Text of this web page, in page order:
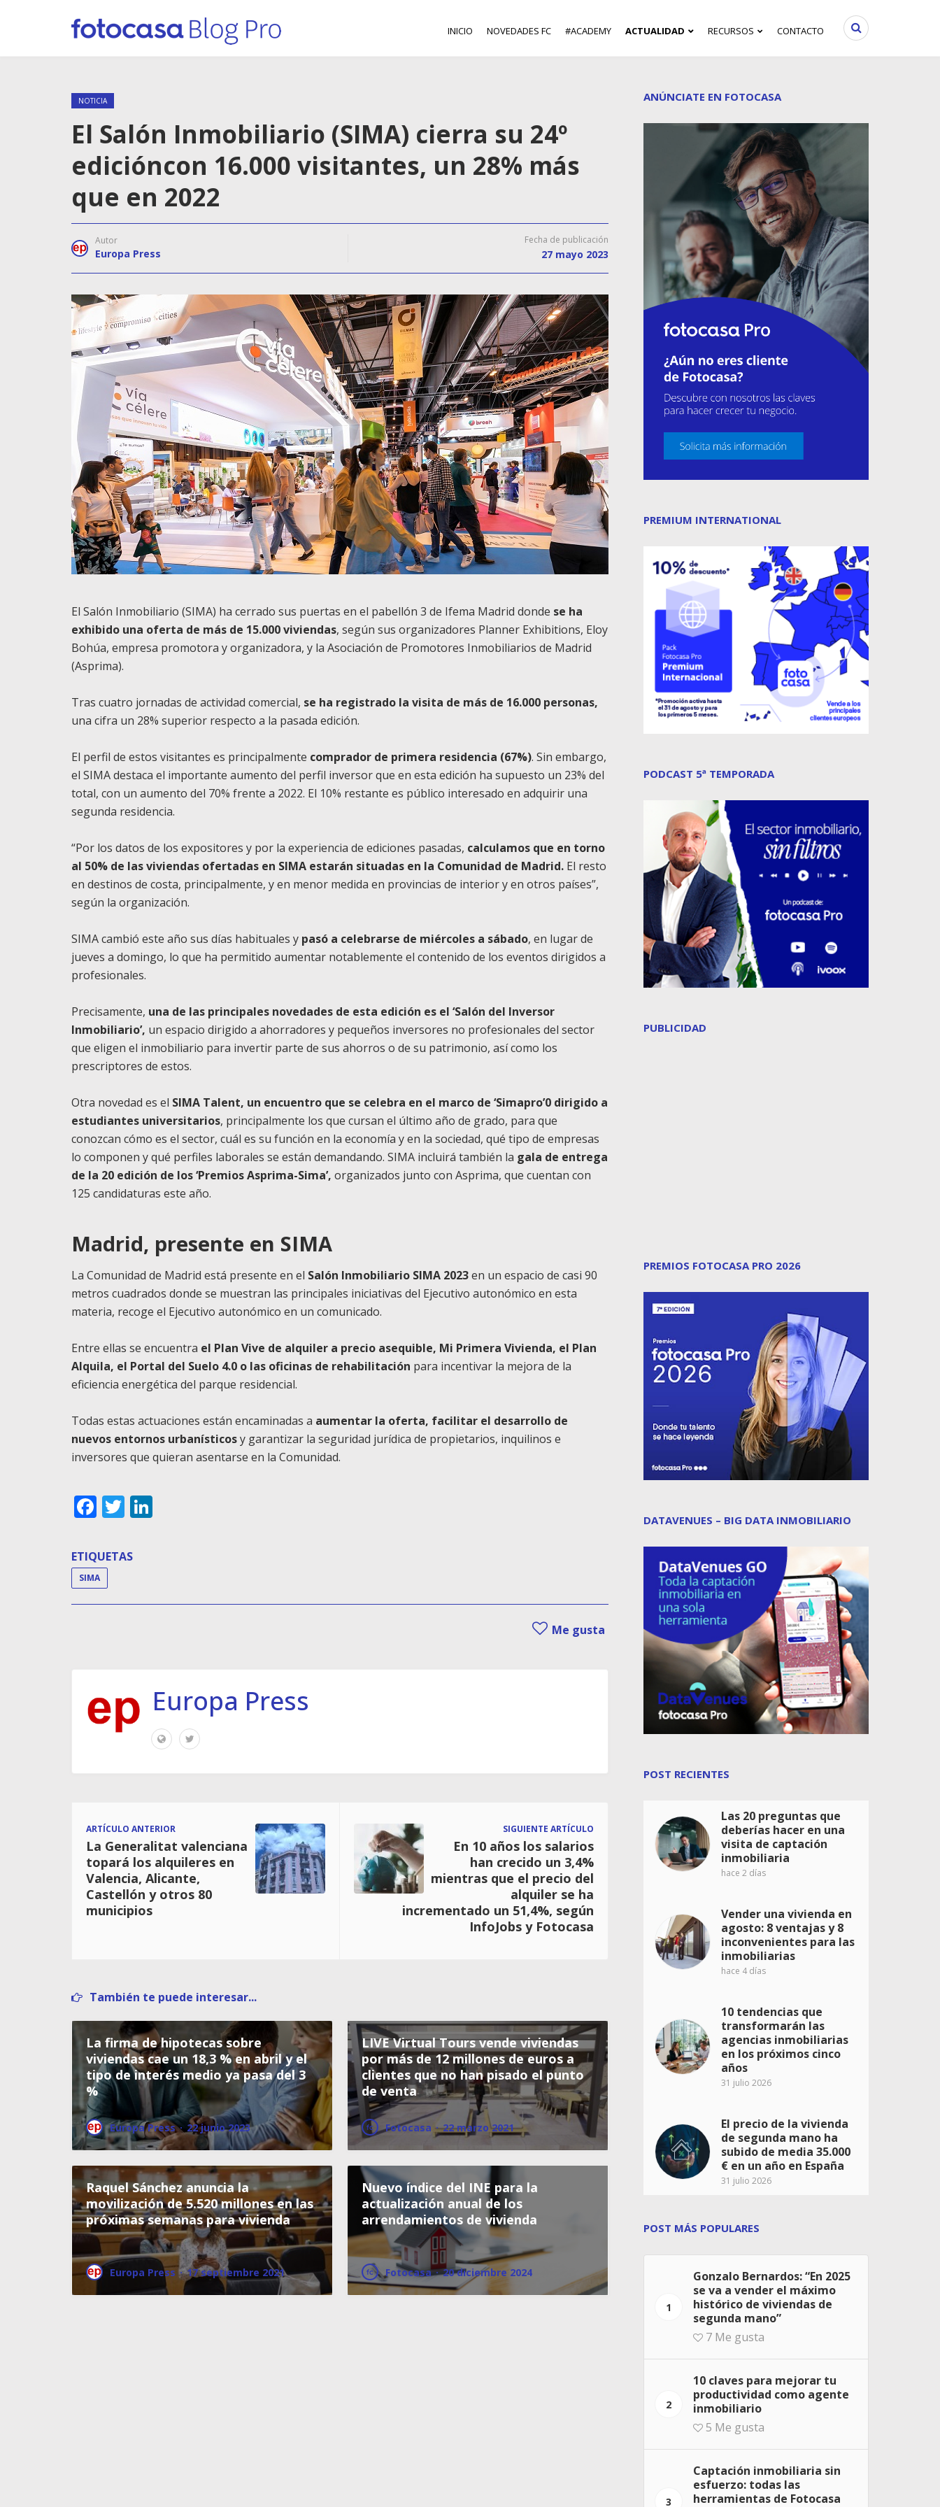
INICIO NOVEDADES FC #ACADEMY ACTUALIDAD RECURSOS CONTACTO
NOTICIA
El Salón Inmobiliario (SIMA) cierra su 24º
edicióncon 16.000 visitantes, un 28% más
que en 2022
Autor
Europa Press
Fecha de publicación
27 mayo 2023
El Salón Inmobiliario (SIMA) ha cerrado sus puertas en el pabellón 3 de Ifema Madrid donde se ha
exhibido una oferta de más de 15.000 viviendas, según sus organizadores Planner Exhibitions, Eloy
Bohúa, empresa promotora y organizadora, y la Asociación de Promotores Inmobiliarios de Madrid
(Asprima).
Tras cuatro jornadas de actividad comercial, se ha registrado la visita de más de 16.000 personas,
una cifra un 28% superior respecto a la pasada edición.
El perfil de estos visitantes es principalmente comprador de primera residencia (67%). Sin embargo,
el SIMA destaca el importante aumento del perfil inversor que en esta edición ha supuesto un 23% del
total, con un aumento del 70% frente a 2022. El 10% restante es público interesado en adquirir una
segunda residencia.
“Por los datos de los expositores y por la experiencia de ediciones pasadas, calculamos que en torno
al 50% de las viviendas ofertadas en SIMA estarán situadas en la Comunidad de Madrid. El resto
en destinos de costa, principalmente, y en menor medida en provincias de interior y en otros países”,
según la organización.
SIMA cambió este año sus días habituales y pasó a celebrarse de miércoles a sábado, en lugar de
jueves a domingo, lo que ha permitido aumentar notablemente el contenido de los eventos dirigidos a
profesionales.
Precisamente, una de las principales novedades de esta edición es el ‘Salón del Inversor
Inmobiliario’, un espacio dirigido a ahorradores y pequeños inversores no profesionales del sector
que eligen el inmobiliario para invertir parte de sus ahorros o de su patrimonio, así como los
prescriptores de estos.
Otra novedad es el SIMA Talent, un encuentro que se celebra en el marco de ‘Simapro’0 dirigido a
estudiantes universitarios, principalmente los que cursan el último año de grado, para que
conozcan cómo es el sector, cuál es su función en la economía y en la sociedad, qué tipo de empresas
lo componen y qué perfiles laborales se están demandando. SIMA incluirá también la gala de entrega
de la 20 edición de los ‘Premios Asprima-Sima’, organizados junto con Asprima, que cuentan con
125 candidaturas este año.
Madrid, presente en SIMA
La Comunidad de Madrid está presente en el Salón Inmobiliario SIMA 2023en un espacio de casi 90
metros cuadrados donde se muestran las principales iniciativas del Ejecutivo autonómico en esta
materia, recoge el Ejecutivo autonómico en un comunicado.
Entre ellas se encuentra el Plan Vive de alquiler a precio asequible, Mi Primera Vivienda, el Plan
Alquila, el Portal del Suelo 4.0 o las oficinas de rehabilitación para incentivar la mejora de la
eficiencia energética del parque residencial.
Todas estas actuaciones están encaminadas a aumentar la oferta, facilitar el desarrollo de
nuevos entornos urbanísticosy garantizar la seguridad jurídica de propietarios, inquilinos e
inversores que quieran asentarse en la Comunidad.
Facebook
Twitter
ETIQUETAS
SIMA
Me gusta
Europa Press
ARTÍCULO ANTERIOR
La Generalitat valenciana
topará los alquileres en
Valencia, Alicante,
Castellón y otros 80
municipios
SIGUIENTE ARTÍCULO
En 10 años los salarios
han crecido un 3,4%
mientras que el precio del
alquiler se ha
incrementado un 51,4%, según
InfoJobs y Fotocasa
También te puede interesar...
La firma de hipotecas sobre
viviendas cae un 18,3 % en abril y el
tipo de interés medio ya pasa del 3
%
Europa Press · 22 junio 2023
LIVE Virtual Tours vende viviendas
por más de 12 millones de euros a
clientes que no han pisado el punto
de venta
Fotocasa · 22 marzo 2021
Raquel Sánchez anuncia la
movilización de 5.520 millones en las
próximas semanas para vivienda
Europa Press · 17 septiembre 2021
Nuevo índice del INE para la
actualización anual de los
arrendamientos de vivienda
Fotocasa · 20 diciembre 2024
ANÚNCIATE EN FOTOCASA
PREMIUM INTERNATIONAL
PODCAST 5ª TEMPORADA
PUBLICIDAD
PREMIOS FOTOCASA PRO 2026
DATAVENUES – BIG DATA INMOBILIARIO
POST RECIENTES
Las 20 preguntas que
deberías hacer en una
visita de captación
inmobiliaria
hace 2 días
Vender una vivienda en
agosto: 8 ventajas y 8
inconvenientes para las
inmobiliarias
hace 4 días
10 tendencias que
transformarán las
agencias inmobiliarias
en los próximos cinco
años
31 julio 2026
El precio de la vivienda
de segunda mano ha
subido de media 35.000
€ en un año en España
31 julio 2026
POST MÁS POPULARES
1
Gonzalo Bernardos: “En 2025
se va a vender el máximo
histórico de viviendas de
segunda mano”
7 Me gusta
2
10 claves para mejorar tu
productividad como agente
inmobiliario
5 Me gusta
3
Captación inmobiliaria sin
esfuerzo: todas las
herramientas de Fotocasa